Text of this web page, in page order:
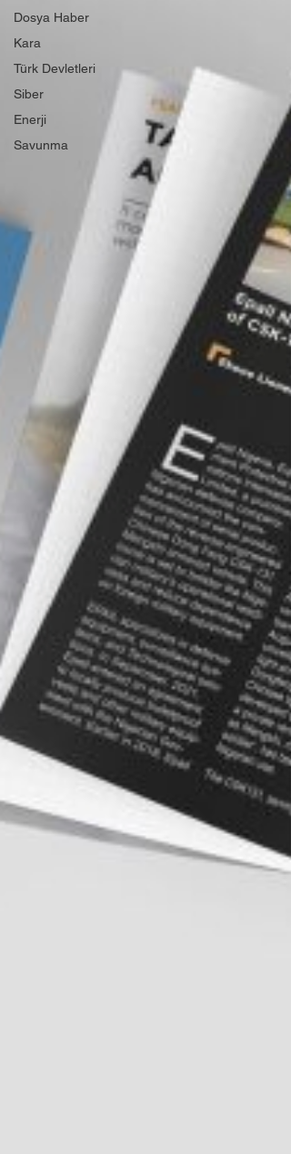
Dosya Haber
Kara
Türk Devletleri
Siber
Enerji
Savunma